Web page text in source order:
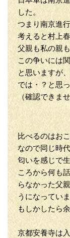
した。
つまり南京進
考えると村上
父親も私の親
この争いには
と思いますが
では・？と思
（確認できませ
比べるのはお
なので同じ時
匂いを感じで
ころから何も
らなかった父
うになってい
もしかしたら
京都安養寺は